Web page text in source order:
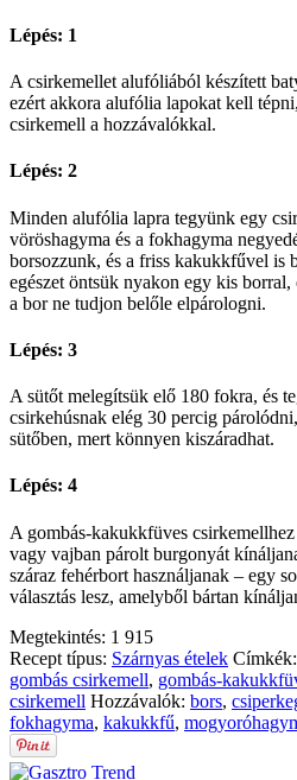
Lépés: 1
A csirkemellet alufóliából készített
ezért akkora alufólia lapokat kell
csirkemell a hozzávalókkal.
Lépés: 2
Minden alufólia lapra tegyünk egy
vöröshagyma és a fokhagyma
borsozzunk, és a friss kakukkfűvel is
egészet öntsük nyakon egy kis
a bor ne tudjon belőle elpárologni.
Lépés: 3
A sütőt melegítsük elő 180 fokra, és
csirkehúsnak elég 30 percig
sütőben, mert könnyen kiszáradhat.
Lépés: 4
A gombás-kakukkfüves
vagy vajban párolt burgonyát
száraz fehérbort használjanak – egy
választás lesz, amelyből bártan
Megtekintés: 1 915
Recept típus: Szárnyas ételek Címkék:
gombás csirkemell, gombás-
csirkemell Hozzávalók: bors,
fokhagyma, kakukkfű,